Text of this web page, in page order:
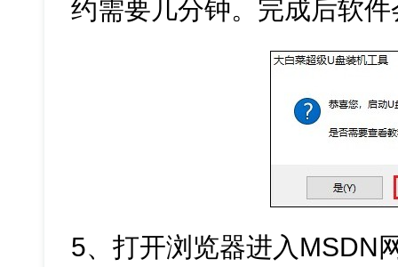
约需要几分钟。完成后软
5、打开浏览器进入MSDN